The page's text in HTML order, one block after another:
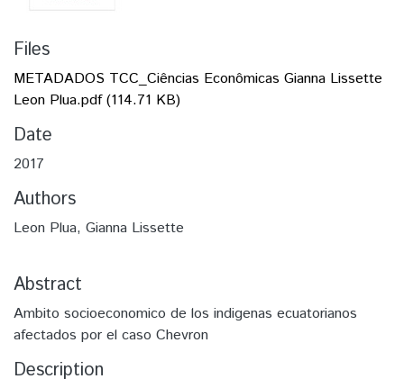
Files
METADADOS TCC_Ciências Econômicas Gianna Lissette
Leon Plua.pdf(114.71 KB)
Date
2017
Authors
Leon Plua, Gianna Lissette
Abstract
Ambito socioeconomico de los indigenas ecuatorianos
afectados por el caso Chevron
Description